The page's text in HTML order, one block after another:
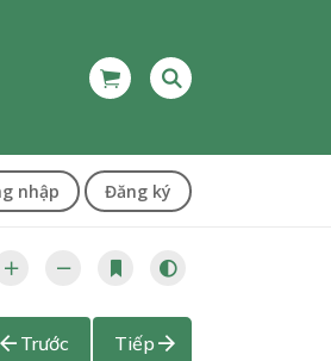
nhập Đăng ký
Trước Tiếp